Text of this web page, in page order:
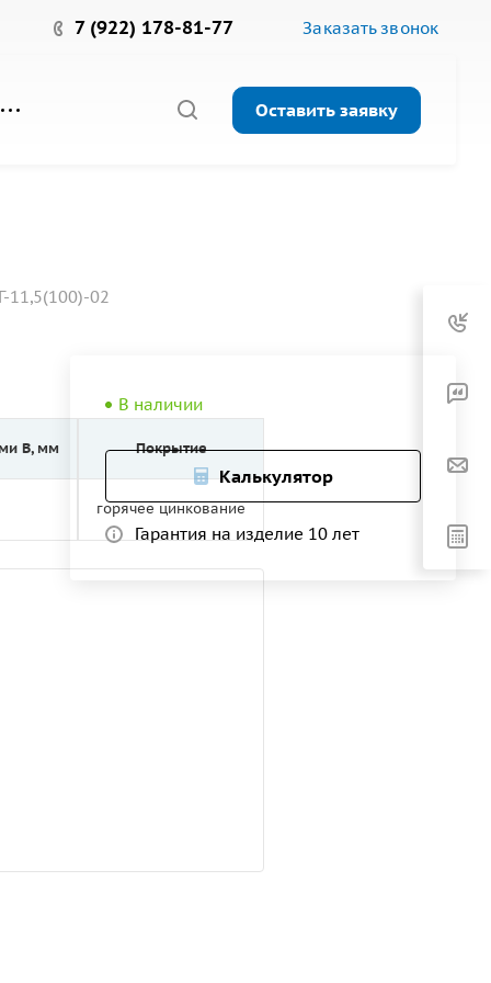
7 (922) 178-81-77 Заказать звонок
Оставить заявку
11,5(100)-02
В наличии
Калькулятор
Гарантия на изделие 10 лет
B, мм Покрытие
горячее цинкование